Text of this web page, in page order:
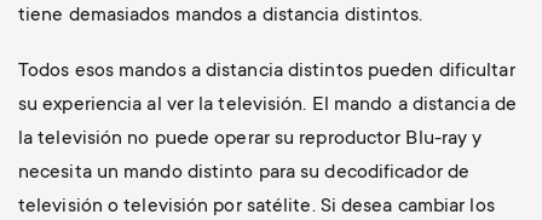
tiene demasiados mandos a distancia distintos.
Todos esos mandos a distancia distintos pueden dificultar
su experiencia al ver la televisión. El mando a distancia de
la televisión no puede operar su reproductor Blu-ray y
necesita un mando distinto para su decodificador de
televisión o televisión por satélite. Si desea cambiar los